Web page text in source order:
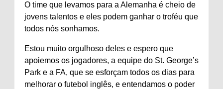
O time que levamos para a Alemanha é cheio de
jovens talentos e eles podem ganhar o troféu que
todos nós sonhamos.
Estou muito orgulhoso deles e espero que
apoiemos os jogadores, a equipe do St. George’s
Park e a FA, que se esforçam todos os dias para
melhorar o futebol inglês, e entendamos o poder